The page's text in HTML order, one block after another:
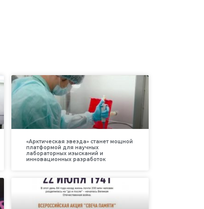
«Арктическая звезда» станет мощной
платформой для научных
лабораторных изысканий и
инновационных разработок